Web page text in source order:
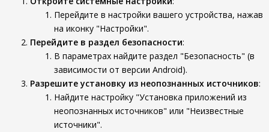
Перейдите в настройки вашего устройства, нажав
на иконку "Настройки".
Перейдите в раздел безопасности:
В параметрах найдите раздел "Безопасность" (в
зависимости от версии Android).
Разрешите установку из неопознанных источников:
Найдите настройку "Установка приложений из
неопознанных источников" или "Неизвестные
источники".